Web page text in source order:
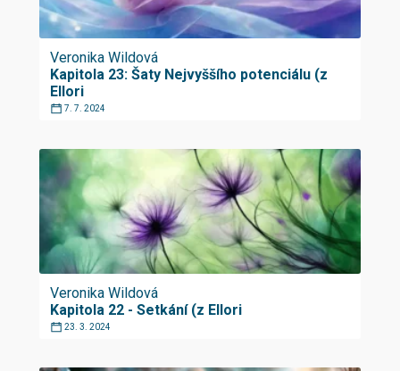
Veronika Wildová
Kapitola 23: Šaty Nejvyššího potenciálu (z
Ellori
7. 7. 2024
Veronika Wildová
Kapitola 22 - Setkání (z Ellori
23. 3. 2024